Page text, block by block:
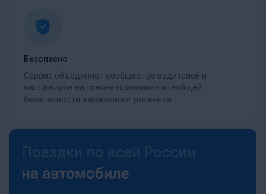
Безопасно
Сервис объединяет сообщество водителей и
пассажиров на основе принципов всеобщей
безопасности и взаимного уважения.